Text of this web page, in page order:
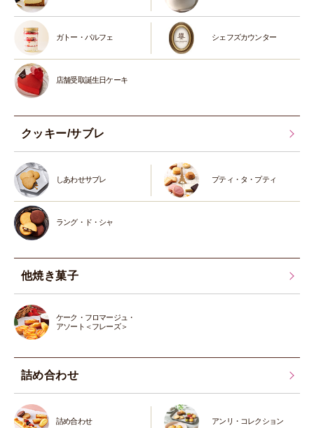
ガトー・パルフェ シェフズカウンター
店舗受取誕生日ケーキ
クッキー/サブレ
しあわせサブレ プティ・タ・プティ
ラング・ド・シャ
他焼き菓子
ケーク・フロマージュ・
アソート＜フレーズ＞
詰め合わせ
詰め合わせ アンリ・コレクション